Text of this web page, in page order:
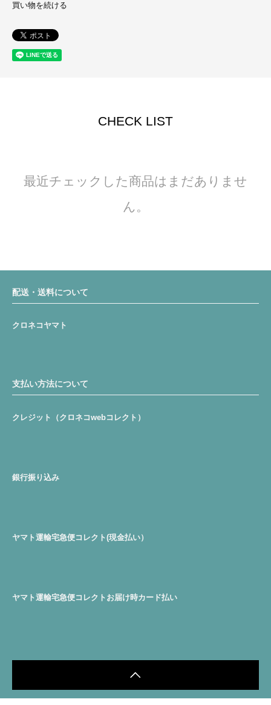
買い物を続ける
CHECK LIST
最近チェックした商品はまだありませ
ん。
配送・送料について
クロネコヤマト
支払い方法について
クレジット（クロネコwebコレクト）
銀行振り込み
ヤマト運輸宅急便コレクト(現金払い）
ヤマト運輸宅急便コレクトお届け時カード払い